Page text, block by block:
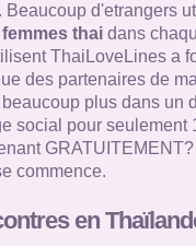
d'etrangers
femmes thaidans
ThaiLoveLines a
des partenaires de
plus dans un
social pour seulement
commence.
en